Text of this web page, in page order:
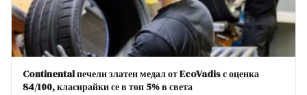
Continental печели златен медал от EcoVadis с оценка
84/100, класирайки се в топ 5% в света